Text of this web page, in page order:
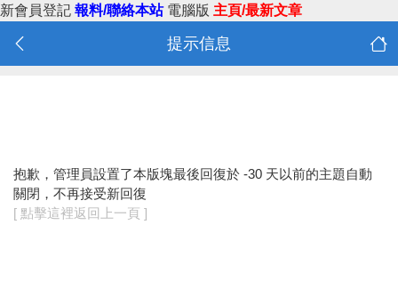
新會員登記 報料/聯絡本站 電腦版 主頁/最新文章
提示信息
抱歉，管理員設置了本版塊最後回復於 -30 天以前的主題自動
關閉，不再接受新回復
[ 點擊這裡返回上一頁 ]